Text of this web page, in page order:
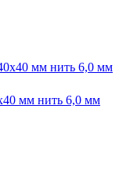
мм нить 6,0 мм